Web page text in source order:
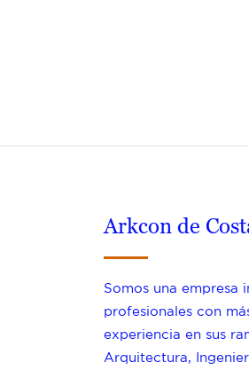
Arkcon de
Somos una empresa
profesionales con
experiencia en sus
Arquitectura,